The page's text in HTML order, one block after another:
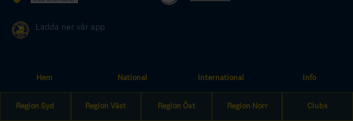
Hem National International Info
Region Syd Region Väst Region Öst Region Norr Clubs
Ladda ner vår app